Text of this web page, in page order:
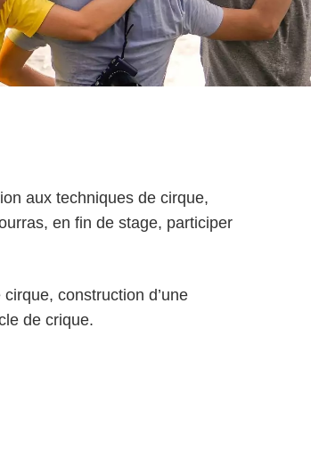
aux techniques de cirque,
en fin de stage, participer
construction d’une
de crique.